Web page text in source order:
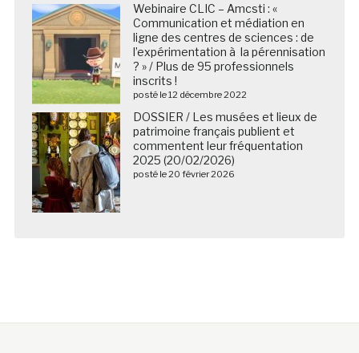
Webinaire CLIC – Amcsti : «
Communication et médiation en
ligne des centres de sciences : de
l’expérimentation à la pérennisation
? » / Plus de 95 professionnels
inscrits !
posté le 12 décembre 2022
DOSSIER / Les musées et lieux de
patrimoine français publient et
commentent leur fréquentation
2025 (20/02/2026)
posté le 20 février 2026